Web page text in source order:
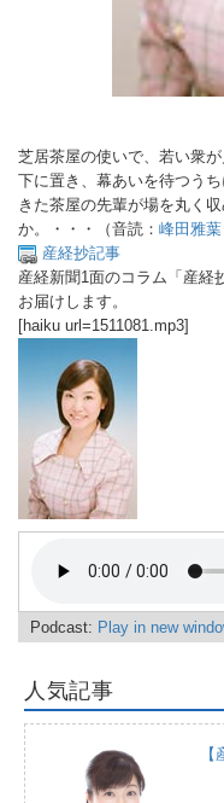
芝居茶屋の使いで、若い衆
下に置き、幕あいを待つう
きた茶屋の先輩が場を丸く
か。・・・（音読： 峰田雅葉
産経抄記事
産経新聞1面のコラム「産経
お届けします。
[haiku url=1511081.mp3]
Podcast: Play in new
人気記事